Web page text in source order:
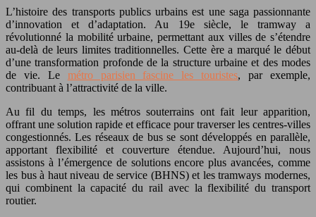
L’histoire des transports publics urbains est une saga passionnante
d’innovation et d’adaptation. Au 19e siècle, le tramway a
révolutionné la mobilité urbaine, permettant aux villes de s’étendre
au-delà de leurs limites traditionnelles. Cette ère a marqué le début
d’une transformation profonde de la structure urbaine et des modes
de vie. Le métro parisien fascine les touristes, par exemple,
contribuant à l’attractivité de la ville.
Au fil du temps, les métros souterrains ont fait leur apparition,
offrant une solution rapide et efficace pour traverser les centres-villes
congestionnés. Les réseaux de bus se sont développés en parallèle,
apportant flexibilité et couverture étendue. Aujourd’hui, nous
assistons à l’émergence de solutions encore plus avancées, comme
les bus à haut niveau de service (BHNS) et les tramways modernes,
qui combinent la capacité du rail avec la flexibilité du transport
routier.